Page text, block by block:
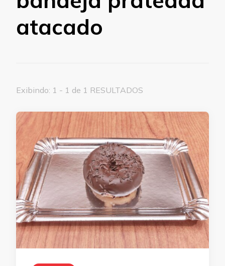
atacado
Exibindo: 1 - 1 de 1 RESULTADOS